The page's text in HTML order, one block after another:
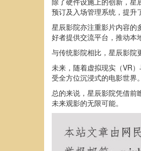
预订及入场管理系统，提升
星辰影院亦注重影片内容的
好者提供交流平台，推动本
与传统影院相比，星辰影院
未来，随着虚拟现实（VR
受全方位沉浸式的电影世界。
总的来说，星辰影院凭借前
未来观影的无限可能。